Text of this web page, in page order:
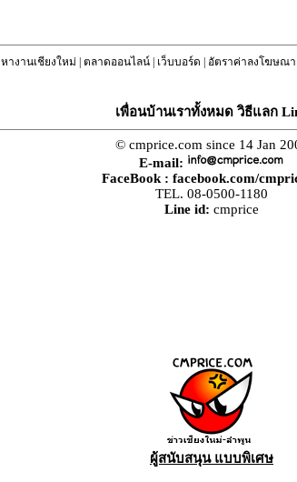
หางานเชียงใหม่ | ตลาดออนไลน์| เว็บบอร์ด | อัตราค่าลงโฆษณา
เพื่อนบ้านเราทั้งหมด วิธีแลก
© cmprice.com since 14 Jan
E-mail:
FaceBook : facebook.com/
TEL. 08-0500-1180
Line id: cmprice
ผู้สนับสนุน แบบพิเศษ